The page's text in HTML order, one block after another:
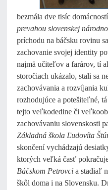
bezmála dve tisíc
prevahou slovenskej
príchodu na báčsku rovinu
zachovanie svojej identity
najmä učiteľov a farárov, tí
storočiach ukázalo, stali sa
zachovávania a rozvíjania
rozhodujúce a potešiteľné,
tejto veľkodedine či
zachovávaniu slovenskosti
Základná škola Ľudovíta
skončení vychádzajú
ktorých veľká časť
Báčskom Petrovci a stadiaľ
škôl doma i na Slovensku.